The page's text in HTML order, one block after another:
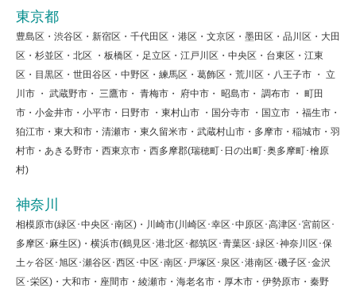
東京都
豊島区・渋谷区・新宿区・千代田区・港区・文京区・墨田区・品川区・大田
区・杉並区・北区 ・板橋区・足立区・江戸川区・中央区・台東区・江東
区・目黒区・世田谷区・中野区・練馬区・葛飾区・荒川区・八王子市 ・ 立
川市 ・ 武蔵野市・ 三鷹市・ 青梅市・ 府中市・ 昭島市・ 調布市 ・ 町田
市・小金井市・小平市・日野市 ・東村山市 ・国分寺市 ・国立市 ・福生市・
狛江市・東大和市・清瀬市・東久留米市・武蔵村山市・多摩市・稲城市・羽
村市・あきる野市・西東京市・西多摩郡(瑞穂町･日の出町･奥多摩町･檜原
村)
神奈川
相模原市(緑区･中央区･南区)・川崎市(川崎区･幸区･中原区･高津区･宮前区･
多摩区･麻生区)・横浜市(鶴見区･港北区･都筑区･青葉区･緑区･神奈川区･保
土ヶ谷区･旭区･瀬谷区･西区･中区･南区･戸塚区･泉区･港南区･磯子区･金沢
区･栄区)・大和市・座間市・綾瀬市・海老名市・厚木市・伊勢原市・秦野